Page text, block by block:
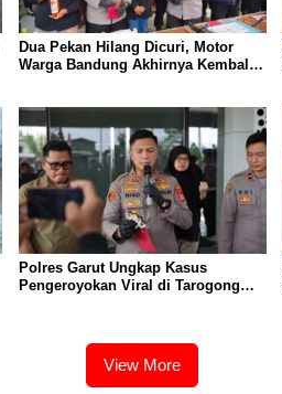
Dua Pekan Hilang Dicuri, Motor
Warga Bandung Akhirnya Kembali
Polres Garut Ungkap Kasus
Pengeroyokan Viral di Tarogong
View More